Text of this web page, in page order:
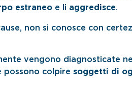
estraneo e li aggredisce.
non si conosce con
vengono diagnosticate
possono colpire soggetti di